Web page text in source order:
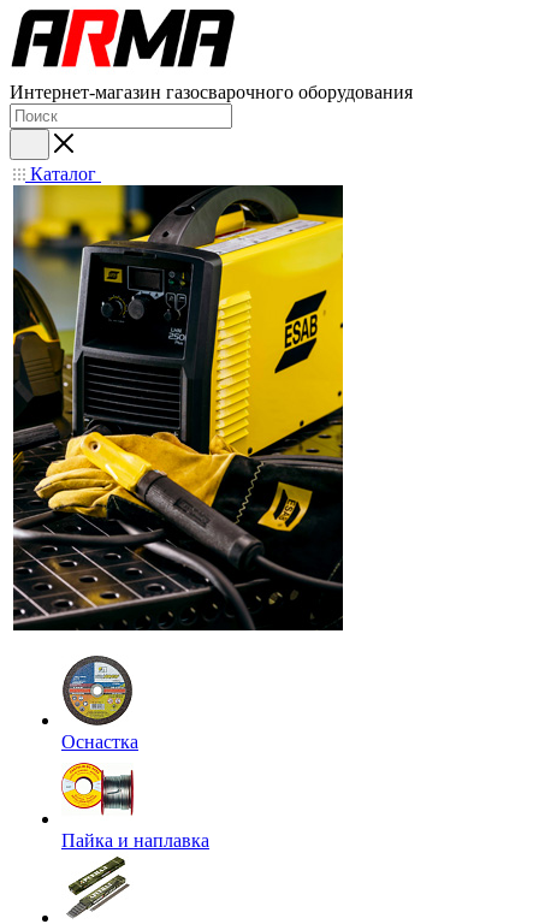
Интернет-магазин газосварочного оборудования
Каталог
Оснастка
Пайка и наплавка